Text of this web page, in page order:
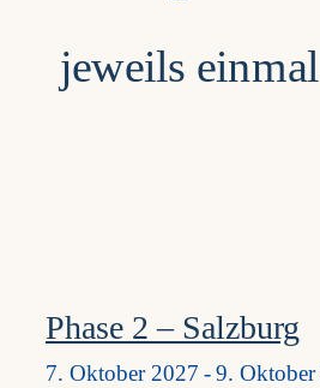
Phase 2 – Salzburg
7. Oktober 2027 -9. Oktober